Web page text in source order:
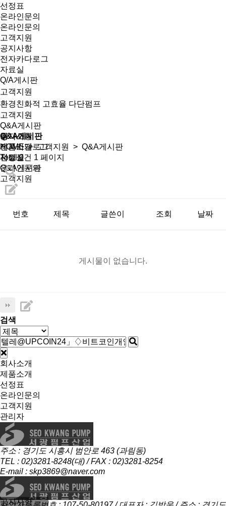
선정표
온라인문의
온라인문의
고객지원
공지사항
전자카다로그
자료실
Q/A게시판
고객지원
환경친화적 고효율 다단펌프
공지사항
고객지원
Q&A게시판
회사소개
제품소개
선정표
온라인문의
고객지원
공지사항
전자카달로그
자료실
Q&A게시판
Q&A게시판
HOME>고객지원
> Q&A게시판
Total 0건 1 페이지
번호 제목 글쓴이 조회 날짜
게시물이 없습니다.
검색
회사소개
제품소개
선정표
온라인문의
고객지원
관리자
주소 : 경기도 시흥시 범안로 463 (과림동)
TEL : 02)3281-8248(대) / FAX : 02)3281-8254
E-mail : skp3869@naver.com